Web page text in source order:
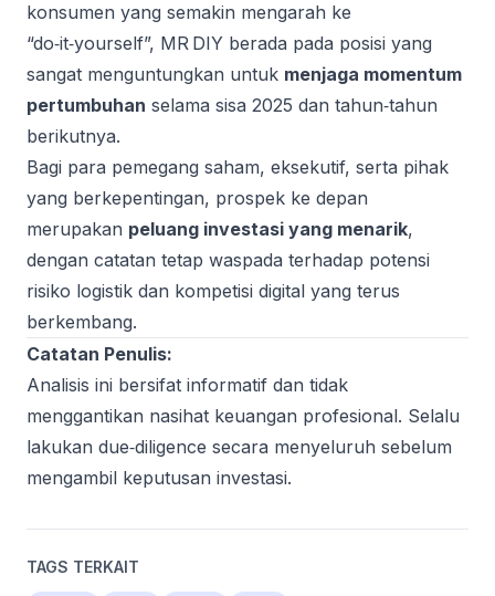
konsumen yang semakin mengarah ke
“do‑it‑yourself”, MR DIY berada pada posisi yang
sangat menguntungkan untuk menjaga momentum
pertumbuhan selama sisa 2025 dan tahun‑tahun
berikutnya.
Bagi para pemegang saham, eksekutif, serta pihak
yang berkepentingan, prospek ke depan
merupakan peluang investasi yang menarik,
dengan catatan tetap waspada terhadap potensi
risiko logistik dan kompetisi digital yang terus
berkembang.
Catatan Penulis:
Analisis ini bersifat informatif dan tidak
menggantikan nasihat keuangan profesional. Selalu
lakukan due‑diligence secara menyeluruh sebelum
mengambil keputusan investasi.
TAGS TERKAIT